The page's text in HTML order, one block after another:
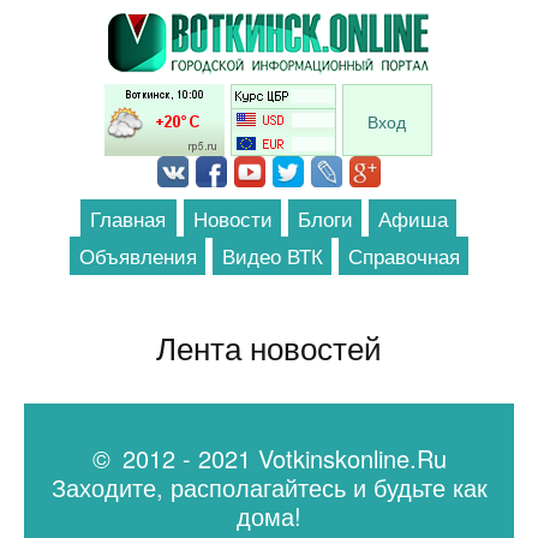
Перейти к основному содержанию
Вход
Главная Новости Блоги
Афиша
Объявления
Видео ВТК Справочная
Лента новостей
© 2012 - 2021 Votkinskonline.Ru
Заходите, располагайтесь и будьте как
дома!